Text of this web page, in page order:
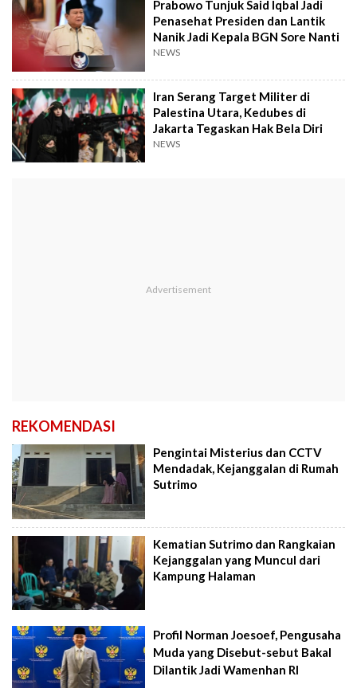
Prabowo Tunjuk Said Iqbal Jadi
Penasehat Presiden dan Lantik
Nanik Jadi Kepala BGN Sore Nanti
NEWS
Iran Serang Target Militer di
Palestina Utara, Kedubes di
Jakarta Tegaskan Hak Bela Diri
NEWS
REKOMENDASI
Pengintai Misterius dan CCTV
Mendadak, Kejanggalan di Rumah
Sutrimo
Kematian Sutrimo dan Rangkaian
Kejanggalan yang Muncul dari
Kampung Halaman
Profil Norman Joesoef, Pengusaha
Muda yang Disebut-sebut Bakal
Dilantik Jadi Wamenhan RI